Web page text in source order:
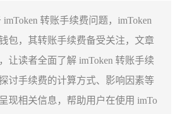
转账手续费问题，imToken
包，其转账手续费备受关注，文章
让读者全面了解 imToken 转账手续
讨手续费的计算方式、影响因素等
现相关信息，帮助用户在使用 imTo